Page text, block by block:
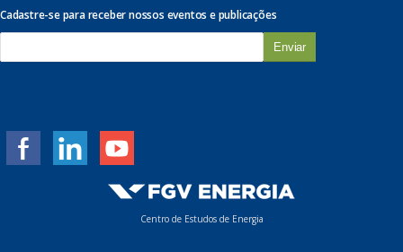
Cadastre-se para receber nossos eventos e publicações
m
Centro de Estudos de Energia